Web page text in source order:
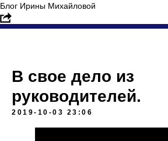
Блог Ирины Михайловой
В свое дело из
руководителей.
2019-10-03 23:06